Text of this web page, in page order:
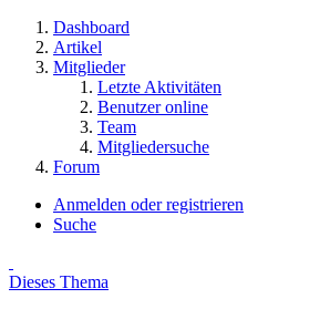
Dashboard
Artikel
Mitglieder
Letzte Aktivitäten
Benutzer online
Team
Mitgliedersuche
Forum
Anmelden oder registrieren
Suche
Dieses Thema